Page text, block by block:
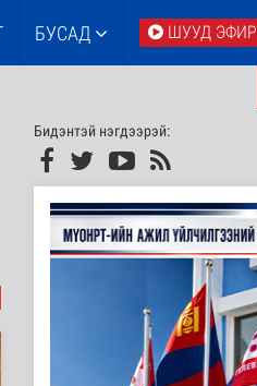
БУСАД ШУУД ЭФИР
Бидэнтэй нэгдээрэй: